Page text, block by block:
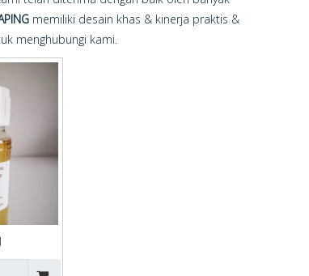
memiliki desain khas & kinerja praktis &
menghubungi kami.